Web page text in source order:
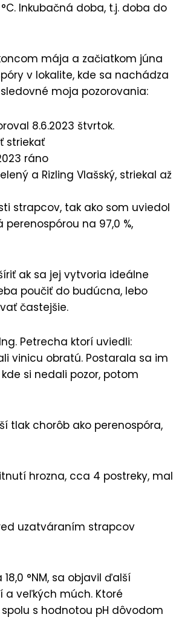
Inkubačná doba, t.j. doba do
mája a začiatkom júna
v lokalite, kde sa nachádza
moja pozorovania:
8.6.2023 štvrtok.
striekať
ráno
a Rizling Vlašský, striekal až
strapcov, tak ako som uviedol
na 97,0 %,
ak sa jej vytvoria ideálne
poučiť do budúcna, lebo
častejšie.
Petrecha ktorí uviedli:
vinicu obratú. Postarala sa im
si nedali pozor, potom
tlak chorôb ako perenospóra,
hrozna, cca 4 postreky, mal
uzatváraním strapcov
°NM, sa objavil ďalší
veľkých múch. Ktoré
s hodnotou pH dôvodom